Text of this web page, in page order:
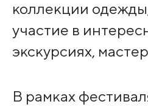
коллекции
участие в
экскурсиях,
В рамках